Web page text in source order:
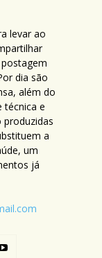
levar ao
dia são
além do
técnica e
produzidas
a
um
já